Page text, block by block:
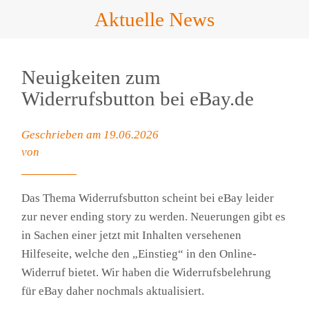
Aktuelle News
Neuigkeiten zum
Widerrufsbutton bei eBay.de
Geschrieben am 19.06.2026
von
Das Thema Widerrufsbutton scheint bei eBay leider
zur never ending story zu werden. Neuerungen gibt es
in Sachen einer jetzt mit Inhalten versehenen
Hilfeseite, welche den „Einstieg“ in den Online-
Widerruf bietet. Wir haben die Widerrufsbelehrung
für eBay daher nochmals aktualisiert.